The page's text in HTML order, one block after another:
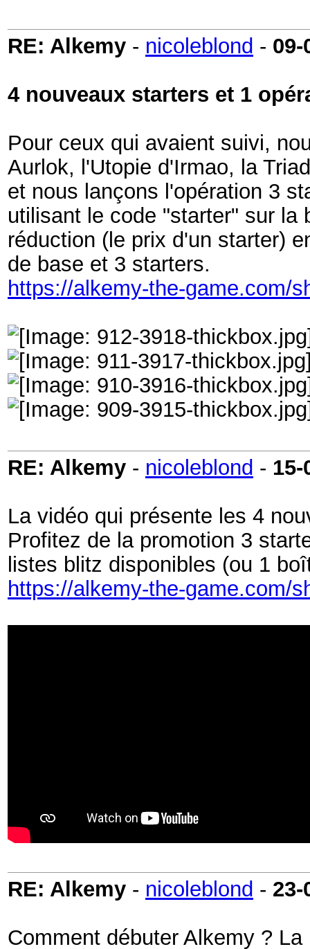
RE: Alkemy - nicoleblond - 09-
4 nouveaux starters et 1
Pour ceux qui avaient suivi,
Aurlok, l'Utopie d'Irmao, la
et nous lançons l'opération 3
utilisant le code "starter" sur la
réduction (le prix d'un starter)
de base et 3 starters.
https://alkemy-the-game.com/
RE: Alkemy - nicoleblond - 15-
La vidéo qui présente les 4
Profitez de la promotion 3
listes blitz disponibles (ou 1
https://alkemy-the-game.com/
RE: Alkemy - nicoleblond - 23-
Comment débuter Alkemy ?